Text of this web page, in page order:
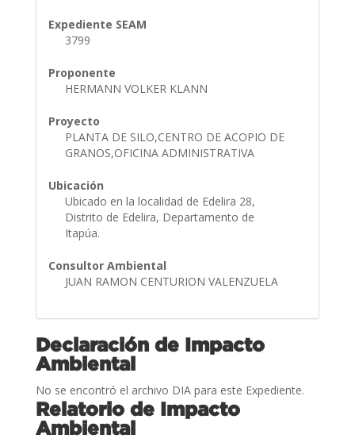
Expediente SEAM
3799
Proponente
HERMANN VOLKER KLANN
Proyecto
PLANTA DE SILO,CENTRO DE ACOPIO DE
GRANOS,OFICINA ADMINISTRATIVA
Ubicación
Ubicado en la localidad de Edelira 28,
Distrito de Edelira, Departamento de
Itapúa.
Consultor Ambiental
JUAN RAMON CENTURION VALENZUELA
Declaración de Impacto
Ambiental
No se encontró el archivo DIA para este Expediente.
Relatorio de Impacto
Ambiental